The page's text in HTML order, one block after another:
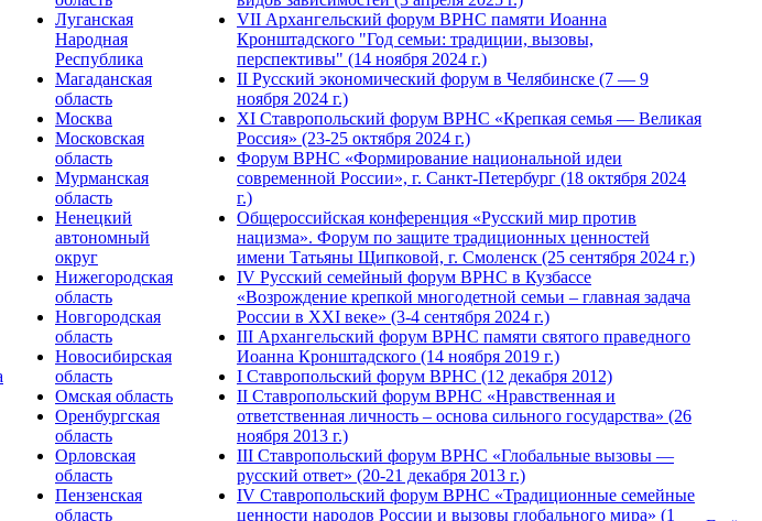
Луганская
Народная
Республика
Магаданская
область
Москва
Московская
область
Мурманская
область
Ненецкий
автономный
округ
Нижегородская
область
Новгородская
область
Новосибирская
область
Омская область
Оренбургская
область
Орловская
область
Пензенская
область
VII Архангельский форум ВРНС памяти Иоанна
Кронштадского "Год семьи: традиции, вызовы,
перспективы" (14 ноября 2024 г.)
II Русский экономический форум в Челябинске (7 — 9
ноября 2024 г.)
ХI Ставропольский форум ВРНС «Крепкая семья — Великая
Россия» (23-25 октября 2024 г.)
Форум ВРНС «Формирование национальной идеи
современной России», г. Санкт-Петербург (18 октября 2024
г.)
Общероссийская конференция «Русский мир против
нацизма». Форум по защите традиционных ценностей
имени Татьяны Щипковой, г. Смоленск (25 сентября 2024 г.)
IV Русский семейный форум ВРНС в Кузбассе
«Возрождение крепкой многодетной семьи – главная задача
России в XXI веке» (3-4 сентября 2024 г.)
III Архангельский форум ВРНС памяти святого праведного
Иоанна Кронштадского (14 ноября 2019 г.)
I Ставропольский форум ВРНС (12 декабря 2012)
II Ставропольский форум ВРНС «Нравственная и
ответственная личность – основа сильного государства» (26
ноября 2013 г.)
III Ставропольский форум ВРНС «Глобальные вызовы —
русский ответ» (20-21 декабря 2013 г.)
IV Ставропольский форум ВРНС «Традиционные семейные
ценности народов России и вызовы глобального мира» (1